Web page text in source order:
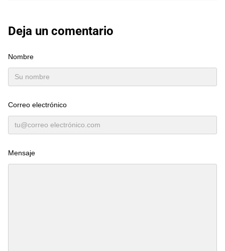
Deja un comentario
Nombre
Correo electrónico
Mensaje